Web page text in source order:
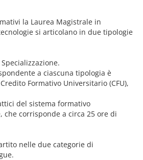
la Laurea Magistrale in
si articolano in due tipologie
a ciascuna tipologia è
Formativo Universitario (CFU),
del sistema formativo
che corrisponde a circa 25 ore di
nelle due categorie di